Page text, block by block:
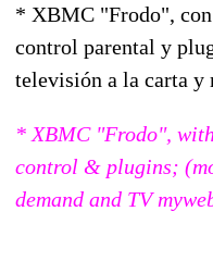
* XBMC "Frodo",
control parental y
televisión a la carta
* XBMC "Frodo",
control & plugins;
demand and TV